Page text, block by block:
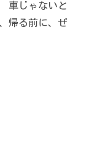
車じゃないと
帰る前に、ぜ